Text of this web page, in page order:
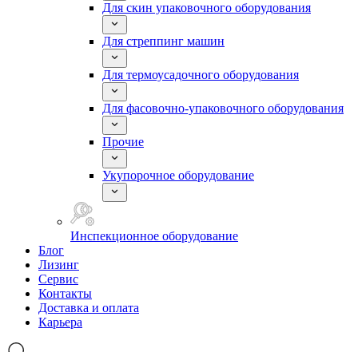
Для скин упаковочного оборудования
Для стреппинг машин
Для термоусадочного оборудования
Для фасовочно-упаковочного оборудования
Прочие
Укупорочное оборудование
Инспекционное оборудование
Блог
Лизинг
Сервис
Контакты
Доставка и оплата
Карьера